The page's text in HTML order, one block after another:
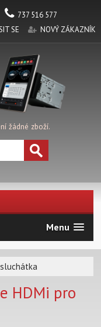
737 516 577
SE
NOVÝ ZÁKAZNÍK
žádné zboží.
Menu
HDMi pro